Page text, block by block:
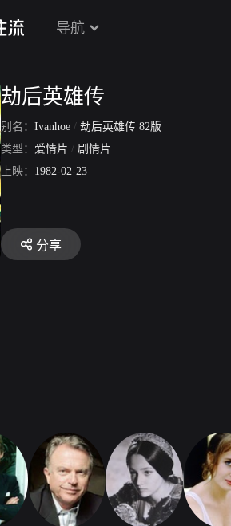
导航
劫后英雄传
别名： Ivanhoe / 劫后英雄传 82版
类型： 爱情片 / 剧情片
上映： 1982-02-23
分享